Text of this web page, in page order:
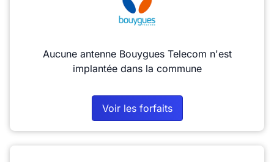
Aucune antenne Bouygues Telecom n'est
implantée dans la commune
Voir les forfaits